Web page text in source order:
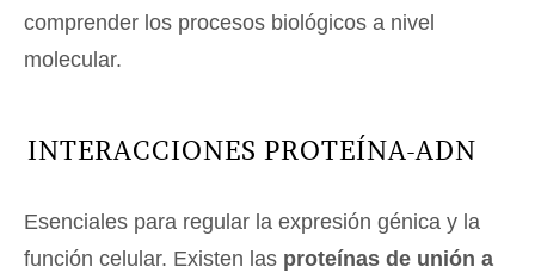
comprender los procesos biológicos a nivel
molecular.
INTERACCIONES PROTEÍNA-ADN
Esenciales para regular la expresión génica y la
función celular. Existen las proteínas de unión a